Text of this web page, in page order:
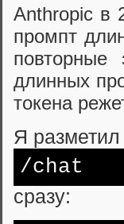
Anthropic в
промпт
длинных
токена
Я
/chat
сразу: